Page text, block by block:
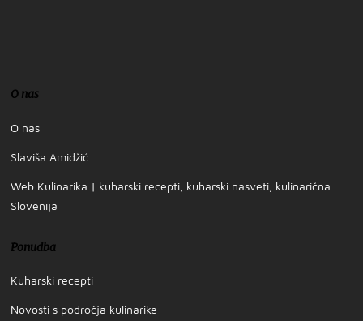
O nas
O nas
Slaviša Amidžić
Web Kulinarika | kuharski recepti, kuharski nasveti, kulinarična
Slovenija
Ponudba
Kuharski recepti
Novosti s področja kulinarike